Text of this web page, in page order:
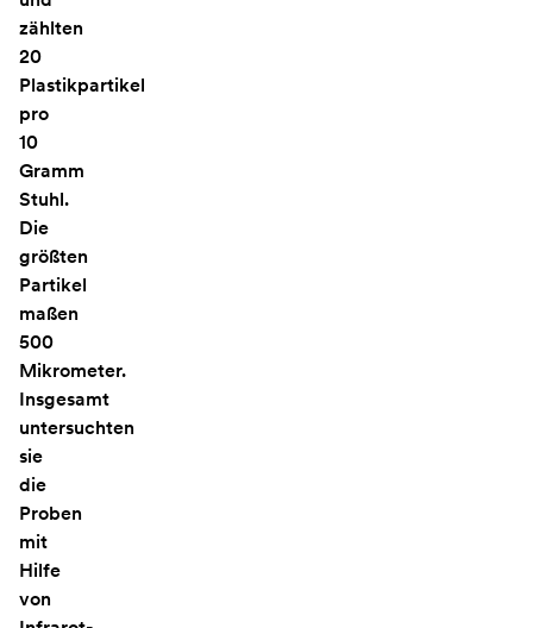
zählten
20
Plastikpartikel
pro
10
Gramm
Stuhl.
Die
größten
Partikel
maßen
500
Mikrometer.
Insgesamt
untersuchten
sie
die
Proben
mit
Hilfe
von